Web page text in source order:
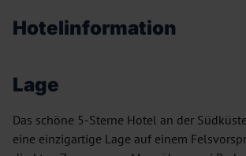
Hotelinformation
Lage
Das schöne 5-Sterne Hotel an der
eine einzigartige Lage auf einem